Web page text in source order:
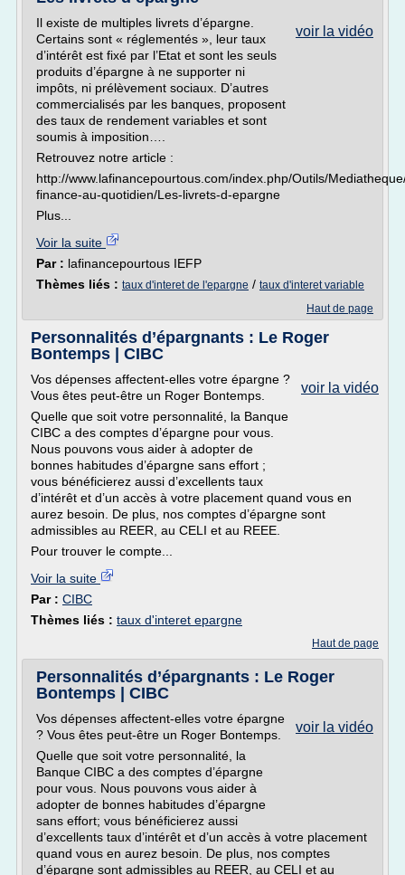
voir la vidéo
Il existe de multiples livrets d’épargne.
Certains sont « réglementés », leur taux
d’intérêt est fixé par l’Etat et sont les seuls
produits d’épargne à ne supporter ni
impôts, ni prélèvement sociaux. D’autres
commercialisés par les banques, proposent
des taux de rendement variables et sont
soumis à imposition….
Retrouvez notre article :
http://www.lafinancepourtous.com/index.php/Outils/
finance-au-quotidien/Les-livrets-d-epargne
Plus...
Voir la suite
Par : lafinancepourtous IEFP
Thèmes liés : taux d'interet de l'epargne / taux d'interet variable
Haut de page
Personnalités d’épargnants : Le Roger
Bontemps | CIBC
voir la vidéo
Vos dépenses affectent-elles votre épargne ?
Vous êtes peut-être un Roger Bontemps.
Quelle que soit votre personnalité, la Banque
CIBC a des comptes d’épargne pour vous.
Nous pouvons vous aider à adopter de
bonnes habitudes d’épargne sans effort ;
vous bénéficierez aussi d’excellents taux
d’intérêt et d’un accès à votre placement quand vous en
aurez besoin. De plus, nos comptes d’épargne sont
admissibles au REER, au CELI et au REEE.
Pour trouver le compte...
Voir la suite
Par : CIBC
Thèmes liés : taux d'interet epargne
Haut de page
Personnalités d’épargnants : Le Roger
Bontemps | CIBC
voir la vidéo
Vos dépenses affectent-elles votre épargne
? Vous êtes peut-être un Roger Bontemps.
Quelle que soit votre personnalité, la
Banque CIBC a des comptes d’épargne
pour vous. Nous pouvons vous aider à
adopter de bonnes habitudes d’épargne
sans effort; vous bénéficierez aussi
d’excellents taux d’intérêt et d’un accès à votre placement
quand vous en aurez besoin. De plus, nos comptes
d’épargne sont admissibles au REER, au CELI et au